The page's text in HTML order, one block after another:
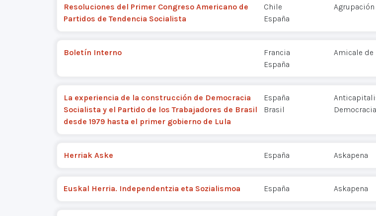
Resoluciones del Primer Congreso Americano de
Partidos de Tendencia Socialista
Chile
España
Boletín Interno
Francia
España
Amicale
La experiencia de la construcción de Democracia
Socialista y el Partido de los Trabajadores de Brasil
desde 1979 hasta el primer gobierno de Lula
España
Brasil
Herriak Aske España Askapena
Euskal Herria. Independentzia eta Sozialismoa España Askapena